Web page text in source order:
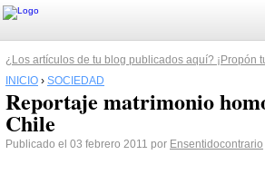
¿Los artículos de tu blog publicados aquí? ¡Propón
INICIO › SOCIEDAD
Reportaje matrimonio
Chile
Publicado el 03 febrero 2011 por Ensentidocontrario